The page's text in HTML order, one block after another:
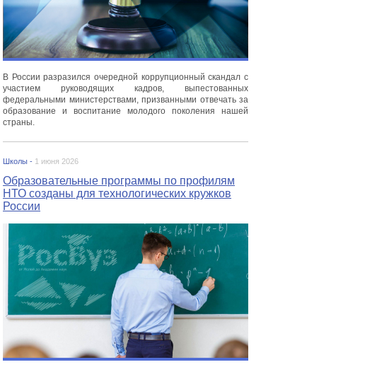
В России разразился очередной коррупционный скандал с
участием руководящих кадров, выпестованных
федеральными министерствами, призванными отвечать за
образование и воспитание молодого поколения нашей
страны.
Школы - 1 июня 2026
Образовательные программы по профилям
НТО созданы для технологических кружков
России